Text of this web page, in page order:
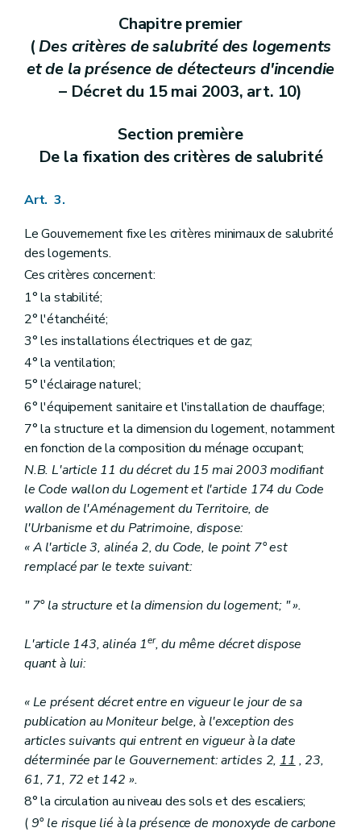
Chapitre premier
(Des critères de salubrité des logements
et de la présence de détecteurs d'incendie
– Décret du 15 mai 2003, art. 10)
Section première
De la fixation des critères de salubrité
Art. 3.
Le Gouvernement fixe les critères minimaux de salubrité
des logements.
Ces critères concernent:
1° la stabilité;
2° l'étanchéité;
3° les installations électriques et de gaz;
4° la ventilation;
5° l'éclairage naturel;
6° l'équipement sanitaire et l'installation de chauffage;
7° la structure et la dimension du logement, notamment
en fonction de la composition du ménage occupant;
N.B. L'article 11 du décret du 15 mai 2003 modifiant
le Code wallon du Logement et l'article 174 du Code
wallon de l'Aménagement du Territoire, de
l'Urbanisme et du Patrimoine, dispose:
« A l'article 3, alinéa 2, du Code, le point 7° est
remplacé par le texte suivant:
" 7° la structure et la dimension du logement; " ».
L'article 143, alinéa 1er, du même décret dispose
quant à lui:
« Le présent décret entre en vigueur le jour de sa
publication au Moniteur belge, à l'exception des
articles suivants qui entrent en vigueur à la date
déterminée par le Gouvernement: articles 2, 11 , 23,
61, 71, 72 et 142 ».
8° la circulation au niveau des sols et des escaliers;
(9° le risque lié à la présence de monoxyde de carbone